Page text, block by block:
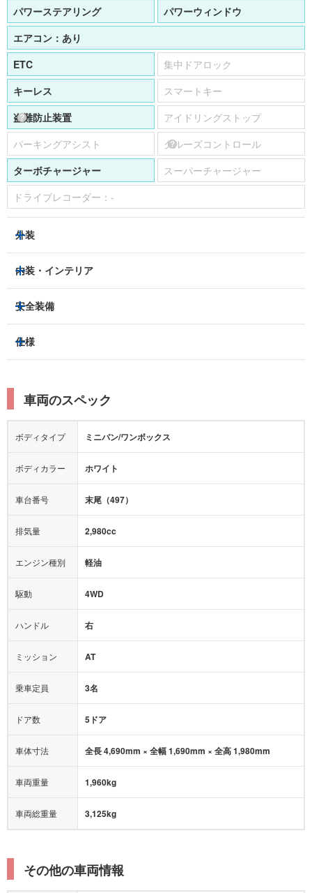
パワーステアリング
パワーウィンドウ
エアコン： あり
ETC
集中ドアロック
キーレス
スマートキー
盗難防止装置
アイドリングストップ
パーキングアシスト
クルーズコントロール
ターボチャージャー
スーパーチャージャー
ドライブレコーダー： -
外装
ヘッドライト
アルミホイール：-
サンルーフ/ガラスルーフ
ルーフレール
エアロパーツ
ローダウン
内装・インテリア
3列シート
ベンチシート
パワーシート
シートヒーター
カーナビ：-
ミュージックプレイヤー接続可
後席モニター
安全装備
トラクションコントロール
レーンキープアシスト
横滑り防止装置
衝突被害軽減プレーキ
カメラ：-
エアバッグ：
運転席
衝撃緩和ヘッドレスト
サポカー
アダプティブクルーズコントロール
ヒルディセントコントロール
オートマチックハイビーム
仕様
車両のスペック
ボディタイプ ミニバン/ワンボックス
ボディカラー ホワイト
車台番号 末尾（497）
排気量 2,980cc
エンジン種別 軽油
駆動 4WD
ハンドル 右
ミッション AT
乗車定員 3名
ドア数 5ドア
車体寸法 全長 4,690mm × 全幅 1,690mm × 全高 1,980mm
車両重量 1,960kg
車両総重量 3,125kg
その他の車両情報